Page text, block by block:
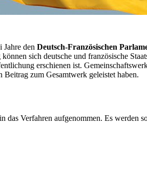
Jahre den Deutsch-Französischen
sich deutsche und französische
erschienen ist.
zum Gesamtwerk geleistet haben.
Verfahren aufgenommen. Es werden